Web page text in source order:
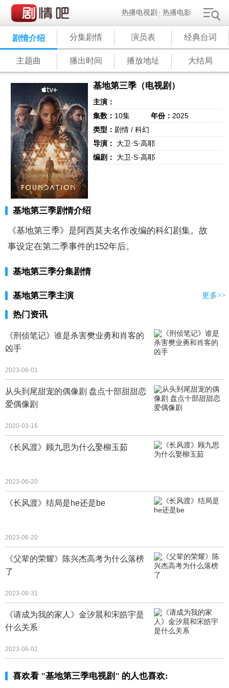
热播电视剧 热播电影
剧情介绍 分集剧情 演员表 经典台词
主题曲 播出时间 播放地址 大结局
基地第三季（电视剧）
主演：
集数： 10集 年份： 2025
类型： 剧情 / 科幻
导演：
大卫·S·高耶
编剧：
大卫·S·高耶
基地第三季剧情介绍
《基地第三季》是阿西莫夫名作改编的科幻剧集。故
事设定在第二季事件的152年后。
基地第三季分集剧情
更多>>
基地第三季主演
热门资讯
《刑侦笔记》谁是杀害樊业勇和肖客的
凶手
2023-06-01
从头到尾甜宠的偶像剧 盘点十部甜甜恋
爱偶像剧
2020-03-16
《长风渡》顾九思为什么娶柳玉茹
2023-06-20
《长风渡》结局是he还是be
2023-06-20
《父辈的荣耀》陈兴杰高考为什么落榜
了
2023-08-31
《请成为我的家人》金汐晨和宋皓宇是
什么关系
2023-06-02
喜欢看 "基地第三季电视剧" 的人也喜欢: